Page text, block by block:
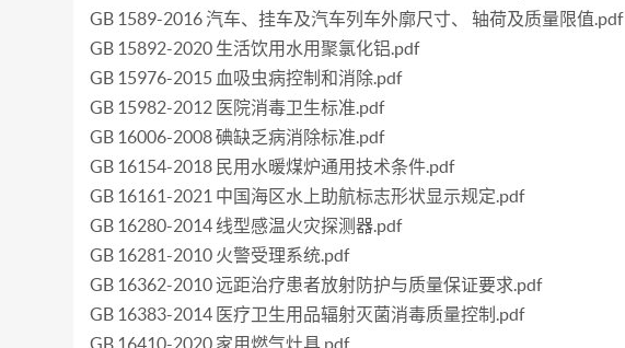
GB 1589-2016 汽车、挂车及汽车列车外廓尺寸、 轴荷及质量限值.pdf
GB 15892-2020 生活饮用水用聚氯化铝.pdf
GB 15976-2015 血吸虫病控制和消除.pdf
GB 15982-2012 医院消毒卫生标准.pdf
GB 16006-2008 碘缺乏病消除标准.pdf
GB 16154-2018 民用水暖煤炉通用技术条件.pdf
GB 16161-2021 中国海区水上助航标志形状显示规定.pdf
GB 16280-2014 线型感温火灾探测器.pdf
GB 16281-2010 火警受理系统.pdf
GB 16362-2010 远距治疗患者放射防护与质量保证要求.pdf
GB 16383-2014 医疗卫生用品辐射灭菌消毒质量控制.pdf
GB 16410-2020 家用燃气灶具.pdf